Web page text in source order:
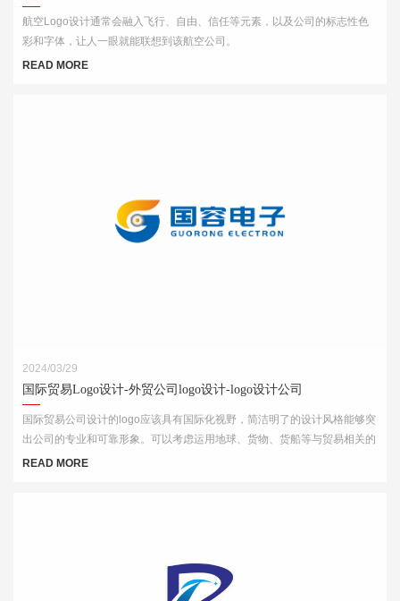
航空Logo设计通常会融入飞行、自由、信任等元素，以及公司的标志性色
彩和字体，让人一眼就能联想到该航空公司。
READ MORE
2024/03/29
国际贸易Logo设计-外贸公司logo设计-logo设计公司
国际贸易公司设计的logo应该具有国际化视野，简洁明了的设计风格能够突
出公司的专业和可靠形象。可以考虑运用地球、货物、货船等与贸易相关的
元素，结合简洁的字体和线条，突出公司的国际化特点。
READ MORE